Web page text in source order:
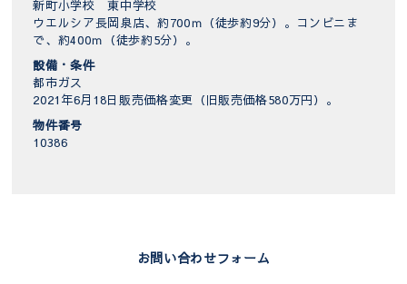
新町小学校 東中学校
ウエルシア長岡泉店、約700ｍ（徒歩約9分）。コンビニま
で、約400ｍ（徒歩約5分）。
設備・条件
都市ガス
2021年6月18日販売価格変更（旧販売価格580万円）。
物件番号
10386
お問い合わせフォーム